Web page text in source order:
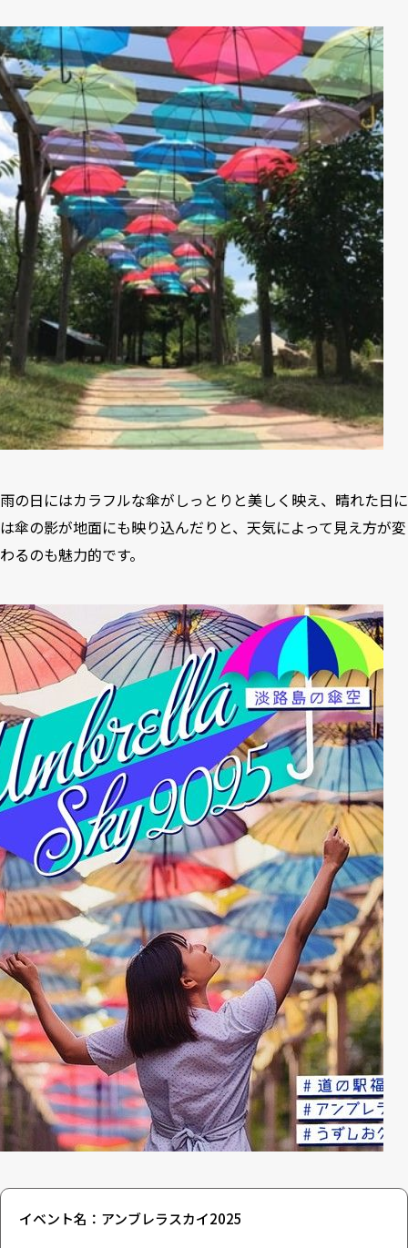
雨の日にはカラフルな傘がしっとりと美しく映え、晴れた日に
は傘の影が地面にも映り込んだりと、天気によって見え方が変
わるのも魅力的です。
イベント名：アンブレラスカイ2025